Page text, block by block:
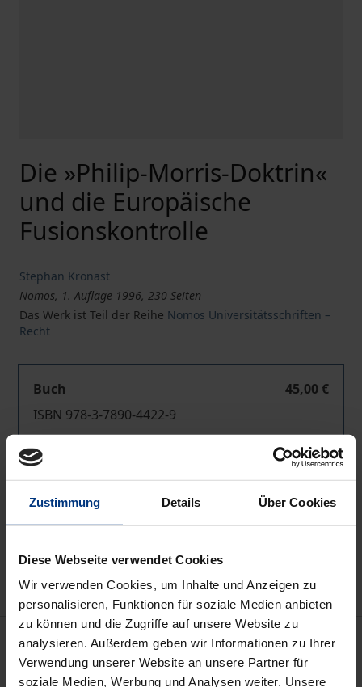
Zustimmung Details Über Cookies
Diese Webseite verwendet Cookies
Wir verwenden Cookies, um Inhalte und Anzeigen zu
personalisieren, Funktionen für soziale Medien anbieten
zu können und die Zugriffe auf unsere Website zu
analysieren. Außerdem geben wir Informationen zu Ihrer
Verwendung unserer Website an unsere Partner für
soziale Medien, Werbung und Analysen weiter. Unsere
Die »Philip-Morris-Doktrin«
und die Europäische
Fusionskontrolle
Stephan Kronast
Nomos, 1. Auflage 1996, 230 Seiten
Das Werk ist Teil der Reihe Nomos Universitätsschriften –
Recht
Buch
45,00 €
ISBN 978-3-7890-4422-9
Nicht lieferbar
In den Warenkorb
Hinweise zu Versandkosten
Beschreibung